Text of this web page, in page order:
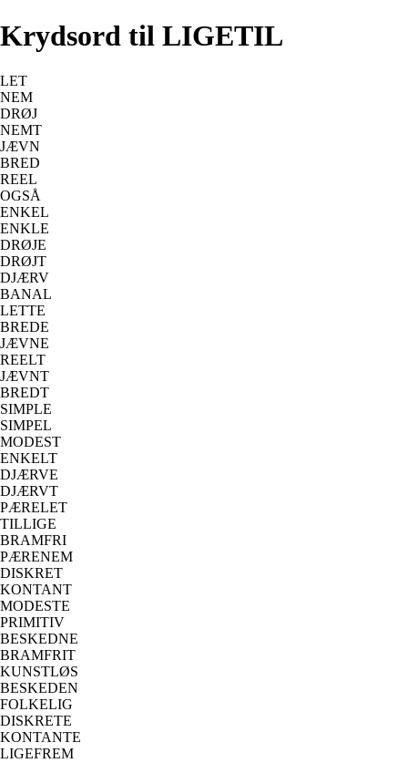
Krydsord til LIGETIL
LET
NEM
DRØJ
NEMT
JÆVN
BRED
REEL
OGSÅ
ENKEL
ENKLE
DRØJE
DRØJT
DJÆRV
BANAL
LETTE
BREDE
JÆVNE
REELT
JÆVNT
BREDT
SIMPLE
SIMPEL
MODEST
ENKELT
DJÆRVE
DJÆRVT
PÆRELET
TILLIGE
BRAMFRI
PÆRENEM
DISKRET
KONTANT
MODESTE
PRIMITIV
BESKEDNE
BRAMFRIT
KUNSTLØS
BESKEDEN
FOLKELIG
DISKRETE
KONTANTE
LIGEFREM